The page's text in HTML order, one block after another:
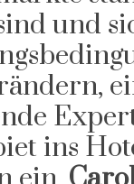
und
ins